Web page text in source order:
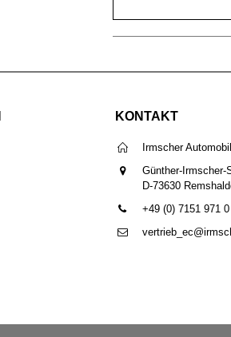
KONTAKT
Irmscher
Günther-Irmscher-
D-73630
+49 (0) 7151 971 0